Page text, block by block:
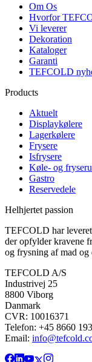
Om Os
Hvorfor
Vi leverer
Dekoration
Kataloger
Garanti
TEFCOLD
Products
Aktuelt
Displaykølere
Lagerkølere
Frysere
Isfrysere
Køle- og
Gastro
Reservedele
Helhjertet passion
TEFCOLD har
der opfylder kravene
og frysning af mad og
TEFCOLD A/S
Industrivej 25
8800 Viborg
Danmark
CVR: 10016371
Telefon: +45 8660
Email: